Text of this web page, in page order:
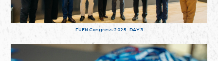
FUEN Congress 2025 - DAY 3